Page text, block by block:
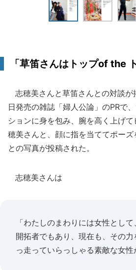
「草笛さんはトップof the
志穂美さんと草笛さんとの対談が
日発売の雑誌「婦人公論」のPRで
ションに身を包み、腕を高く上げ
穂美さんと、顔に指を当ててポー
との写真が投稿された。
志穂美さんは
「わたしのまわりには女性として
開拓者でもあり、現在も、その
っ走っていらっしゃる素敵な女性